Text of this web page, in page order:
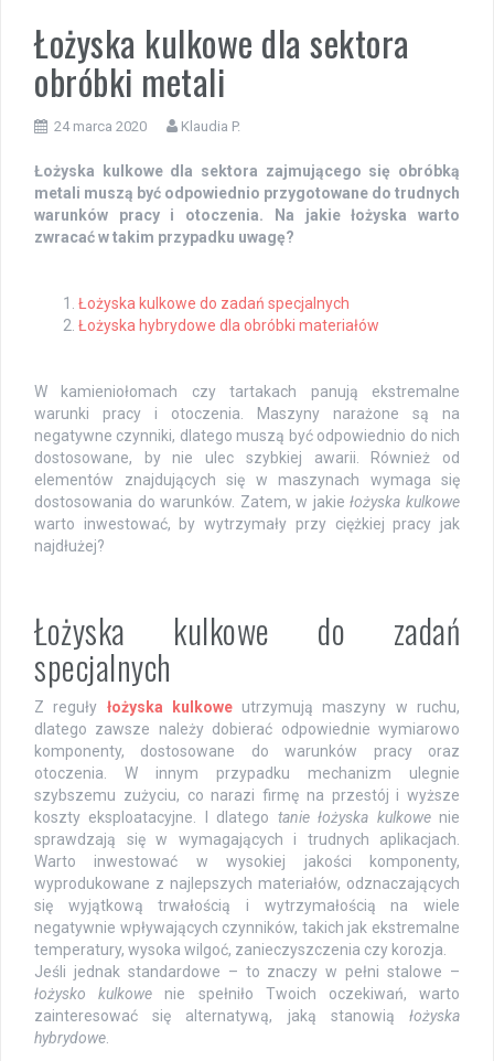
Łożyska kulkowe dla sektora
obróbki metali
24 marca 2020 Klaudia P.
Łożyska kulkowe dla sektora zajmującego się obróbką
metali muszą być odpowiednio przygotowane do trudnych
warunków pracy i otoczenia. Na jakie łożyska warto
zwracać w takim przypadku uwagę?
Łożyska kulkowe do zadań specjalnych
Łożyska hybrydowe dla obróbki materiałów
W kamieniołomach czy tartakach panują ekstremalne
warunki pracy i otoczenia. Maszyny narażone są na
negatywne czynniki, dlatego muszą być odpowiednio do nich
dostosowane, by nie ulec szybkiej awarii. Również od
elementów znajdujących się w maszynach wymaga się
dostosowania do warunków. Zatem, w jakiełożyska kulkowe
warto inwestować, by wytrzymały przy ciężkiej pracy jak
najdłużej?
Łożyska kulkowe do zadań
specjalnych
Z reguły łożyska kulkoweutrzymują maszyny w ruchu,
dlatego zawsze należy dobierać odpowiednie wymiarowo
komponenty, dostosowane do warunków pracy oraz
otoczenia. W innym przypadku mechanizm ulegnie
szybszemu zużyciu, co narazi firmę na przestój i wyższe
koszty eksploatacyjne. I dlatego tanie łożyska kulkowenie
sprawdzają się w wymagających i trudnych aplikacjach.
Warto inwestować w wysokiej jakości komponenty,
wyprodukowane z najlepszych materiałów, odznaczających
się wyjątkową trwałością i wytrzymałością na wiele
negatywnie wpływających czynników, takich jak ekstremalne
temperatury, wysoka wilgoć, zanieczyszczenia czy korozja.
Jeśli jednak standardowe – to znaczy w pełni stalowe –
łożysko kulkowe nie spełniło Twoich oczekiwań, warto
zainteresować się alternatywą, jaką stanowią łożyska
hybrydowe